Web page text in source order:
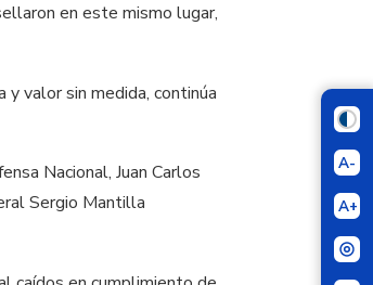
A-
A+
en este mismo lugar,
valor sin medida, continúa
Nacional, Juan Carlos
Sergio Mantilla